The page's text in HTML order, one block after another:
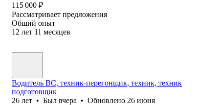
115 000 ₽
Рассматривает предложения
Общий опыт
12 лет 11 месяцев
Водитель ВС, техник-перегонщик, техник, техник
подготовщик
26 лет • Был вчера • Обновлено 26 июня